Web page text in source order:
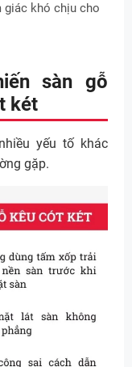
giác khó chịu cho
sàn gỗ
két
yếu tố khác
gặp.